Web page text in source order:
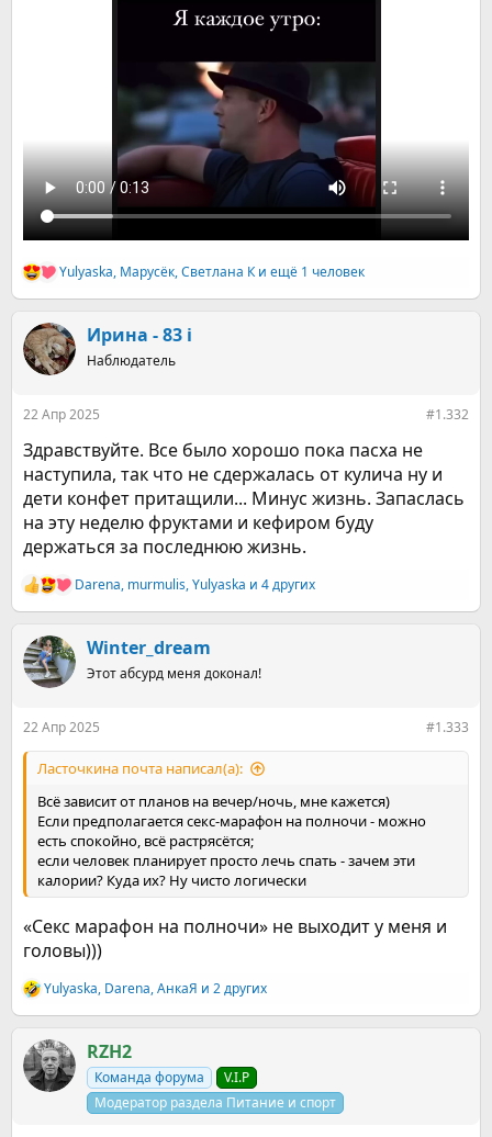
Р
е
к
ц
и
Yulyaska, Марусёк,Светлана Ки ещё 1 человек
Ирина - 83 i
Наблюдатель
22 Апр 2025 #1.332
Здравствуйте. Все было хорошо пока пасха не
наступила, так что не сдержалась от кулича ну и
дети конфет притащили... Минус жизнь. Запаслась
на эту неделю фруктами и кефиром буду
держаться за последнюю жизнь.
Р
е
к
ц
и
Darena, murmulis,Yulyaska и 4 других
Winter_dream
Этот абсурд меня доконал!
22 Апр 2025 #1.333
Ласточкина почта написал(а):
Всё зависит от планов на вечер/ночь, мне кажется)
Если предполагается секс-марафон на полночи - можно
есть спокойно, всë растрясëтся;
если человек планирует просто лечь спать - зачем эти
калории? Куда их? Ну чисто логически
«Секс марафон на полночи» не выходит у меня и
головы)))
Р
е
к
ц
и
Yulyaska, Darena,АнкаЯ и 2 других
RZH2
Команда форума
V.I.P
Модератор раздела Питание и спорт